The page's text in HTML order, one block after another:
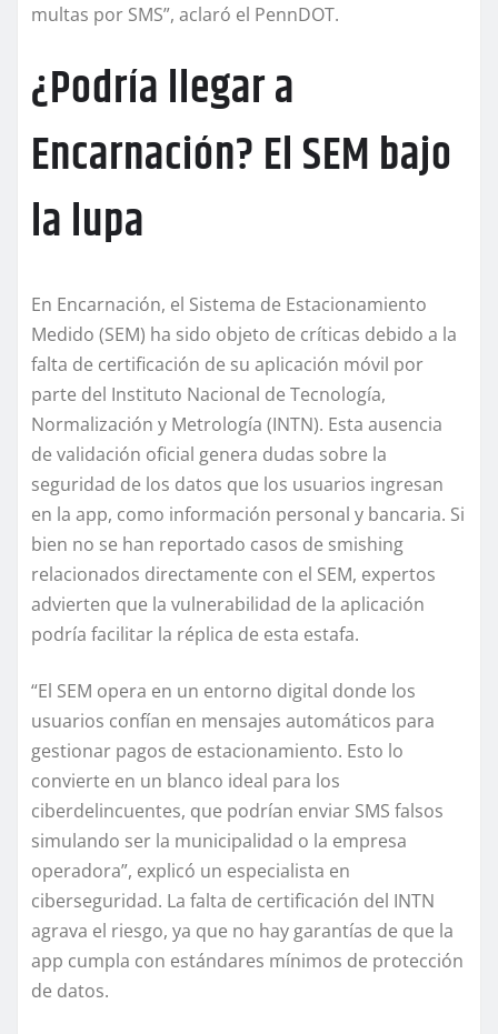
multas por SMS”, aclaró el PennDOT.
¿Podría llegar a
Encarnación? El SEM bajo
la lupa
En Encarnación, el Sistema de Estacionamiento
Medido (SEM) ha sido objeto de críticas debido a la
falta de certificación de su aplicación móvil por
parte del Instituto Nacional de Tecnología,
Normalización y Metrología (INTN). Esta ausencia
de validación oficial genera dudas sobre la
seguridad de los datos que los usuarios ingresan
en la app, como información personal y bancaria. Si
bien no se han reportado casos de smishing
relacionados directamente con el SEM, expertos
advierten que la vulnerabilidad de la aplicación
podría facilitar la réplica de esta estafa.
“El SEM opera en un entorno digital donde los
usuarios confían en mensajes automáticos para
gestionar pagos de estacionamiento. Esto lo
convierte en un blanco ideal para los
ciberdelincuentes, que podrían enviar SMS falsos
simulando ser la municipalidad o la empresa
operadora”, explicó un especialista en
ciberseguridad. La falta de certificación del INTN
agrava el riesgo, ya que no hay garantías de que la
app cumpla con estándares mínimos de protección
de datos.